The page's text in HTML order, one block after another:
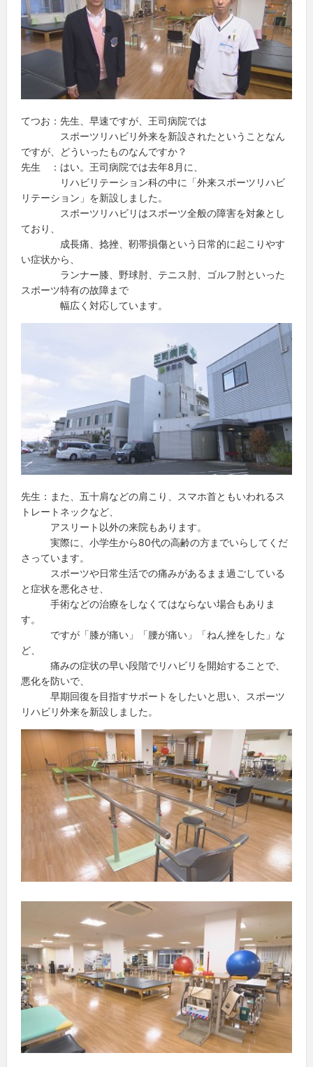
てつお：先生、早速ですが、王司病院では
スポーツリハビリ外来を新設されたということなん
ですが、どういったものなんですか？
先生 ：はい。王司病院では去年8月に、
リハビリテーション科の中に「外来スポーツリハビ
リテーション」を新設しました。
スポーツリハビリはスポーツ全般の障害を対象とし
ており、
成長痛、捻挫、靭帯損傷という日常的に起こりやす
い症状から、
ランナー膝、野球肘、テニス肘、ゴルフ肘といった
スポーツ特有の故障まで
幅広く対応しています。
先生：また、五十肩などの肩こり、スマホ首ともいわれるス
トレートネックなど、
アスリート以外の来院もあります。
実際に、小学生から80代の高齢の方までいらしてくだ
さっています。
スポーツや日常生活での痛みがあるまま過ごしている
と症状を悪化させ、
手術などの治療をしなくてはならない場合もありま
す。
ですが「膝が痛い」「腰が痛い」「ねん挫をした」な
ど、
痛みの症状の早い段階でリハビリを開始することで、
悪化を防いで、
早期回復を目指すサポートをしたいと思い、スポーツ
リハビリ外来を新設しました。